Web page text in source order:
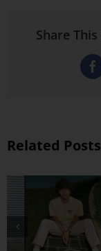
Share
Related Posts
အထာ
ဖက်ရှင်